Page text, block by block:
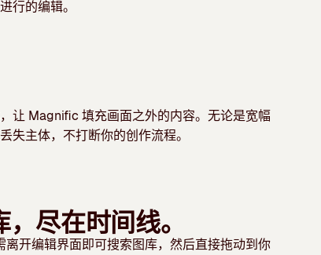
行的编辑。
让 Magnific 填充画面之外的内容。无论是宽幅
失主体，不打断你的创作流程。
尽在时间线。
开编辑界面即可搜索图库，然后直接拖动到你